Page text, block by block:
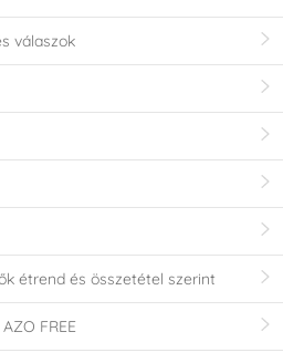
válaszok
étrend és összetétel szerint
FREE